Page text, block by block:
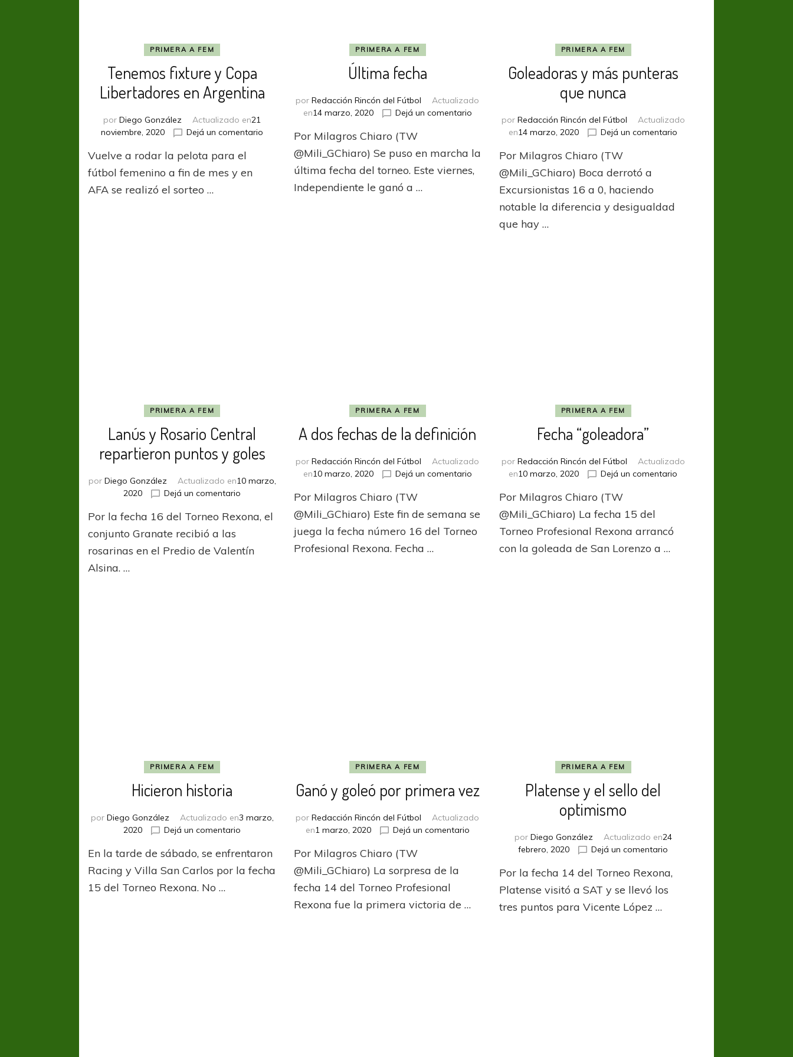
PRIMERA A FEM
Tenemos fixture y Copa
Libertadores en Argentina
porDiego González Actualizado en21
noviembre, 2020
Dejá un comentario
Libertadores
Vuelve a rodar la pelota para el
fútbol femenino a fin de mes y en
AFA se realizó el sorteo …
PRIMERA A FEM
Última fecha
porRedacción Rincón del Fútbol
Actualizado
en14 marzo, 2020 Dejá un comentarioen
Por Milagros Chiaro (TW
@Mili_GChiaro) Se puso en marcha la
última fecha del torneo. Este viernes,
Independiente le ganó a …
PRIMERA A FEM
Goleadoras y más punteras
que nunca
por Redacción Rincón del Fútbol
Actualizado
en14 marzo, 2020 Dejá un comentario
Por Milagros Chiaro (TW
@Mili_GChiaro) Boca derrotó a
Excursionistas 16 a 0, haciendo
notable la diferencia y desigualdad
que hay …
PRIMERA A FEM
Lanús y Rosario Central
repartieron puntos y goles
por Diego González Actualizado en10 marzo,
2020
Dejá un comentario
y
repartieron
Por la fecha 16 del Torneo Rexona, el
conjunto Granate recibió a las
rosarinas en el Predio de Valentín
Alsina. …
PRIMERA A FEM
A dos fechas de la definición
porRedacción Rincón del Fútbol
Actualizado
en10 marzo, 2020 Dejá un comentarioen
fechas
la
definición
Por Milagros Chiaro (TW
@Mili_GChiaro) Este fin de semana se
juega la fecha número 16 del Torneo
Profesional Rexona. Fecha …
PRIMERA A FEM
Fecha “goleadora”
por Redacción Rincón del Fútbol
Actualizado
en10 marzo, 2020 Dejá un comentario
Por Milagros Chiaro (TW
@Mili_GChiaro) La fecha 15 del
Torneo Profesional Rexona arrancó
con la goleada de San Lorenzo a …
PRIMERA A FEM
Hicieron historia
por Diego González Actualizado en3 marzo,
2020
Dejá un comentario
historia
En la tarde de sábado, se enfrentaron
Racing y Villa San Carlos por la fecha
15 del Torneo Rexona. No …
PRIMERA A FEM
Ganó y goleó por primera vez
porRedacción Rincón del Fútbol
Actualizado
en1 marzo, 2020 Dejá un comentarioen
Por Milagros Chiaro (TW
@Mili_GChiaro) La sorpresa de la
fecha 14 del Torneo Profesional
Rexona fue la primera victoria de …
PRIMERA A FEM
Platense y el sello del
optimismo
por Diego González Actualizado en24
febrero, 2020
Dejá un comentario
y
el
Por la fecha 14 del Torneo Rexona,
Platense visitó a SAT y se llevó los
tres puntos para Vicente López …